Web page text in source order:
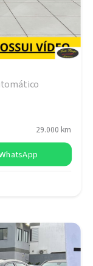
29.000 km